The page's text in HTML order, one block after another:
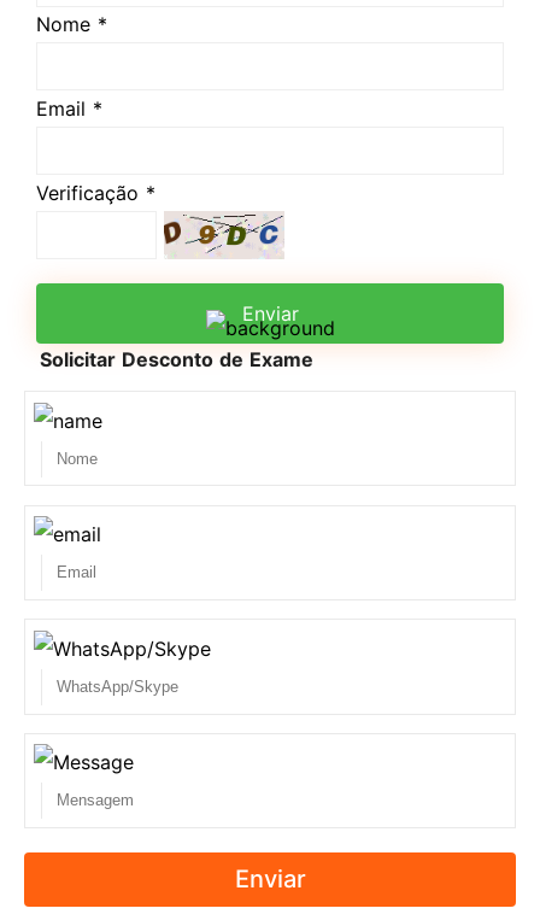
Nome *
Email *
Verificação *
Enviar
Solicitar Desconto de Exame
Enviar